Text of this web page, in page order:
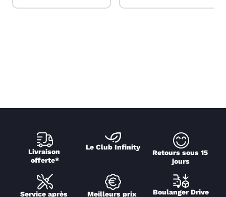
Livraison
offerte*
Le Club Infinity
Retours sous 15
jours
Service après
Meilleurs prix
Boulanger Drive